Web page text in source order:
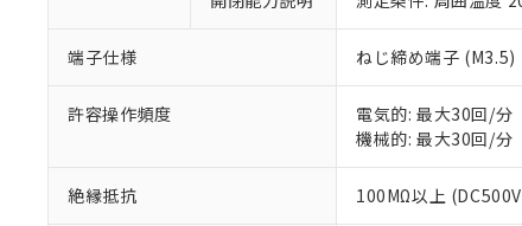
端子仕様 ねじ締め端子 (M3.5)
許容操作頻度
電気的: 最大30回/分
機械的: 最大30回/分
絶縁抵抗 100MΩ以上
お客様が当
が、当社の
さい。
※当社の共
いる法人を
※3 非含有証明
下記の非含有証
EU RoHS指令（
51物質の非含有
※本証明書は発行
また、RoHS指
混在することか
白